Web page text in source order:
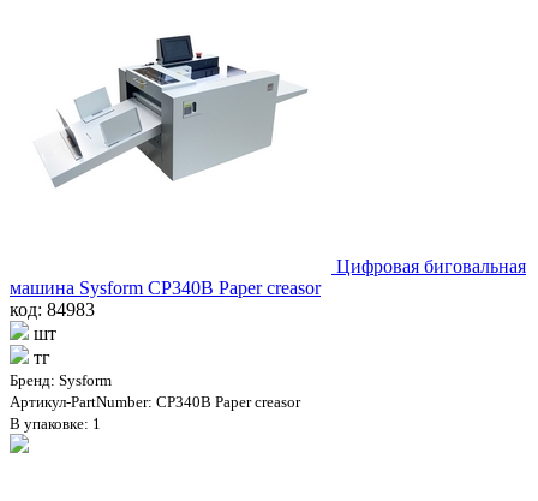
Цифровая биговальная
машина Sysform CP340B Paper creasor
код: 84983
шт
тг
Бренд: Sysform
Артикул-PartNumber: CP340B Paper creasor
В упаковке: 1